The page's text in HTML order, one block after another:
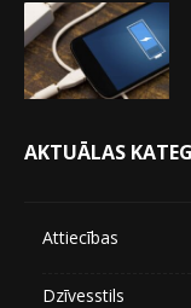
AKTUĀLAS
Attiecības
Dzīvesstils